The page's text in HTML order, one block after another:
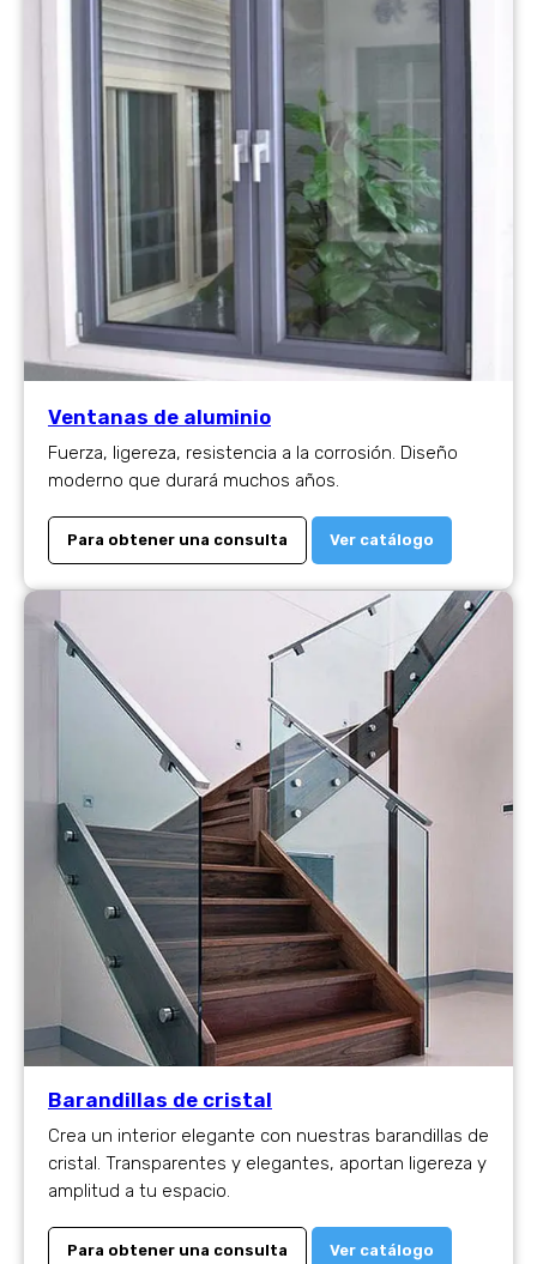
Ventanas de aluminio
Fuerza, ligereza, resistencia a la corrosión. Diseño
moderno que durará muchos años.
Para obtener una consulta Ver catálogo
Barandillas de cristal
Crea un interior elegante con nuestras barandillas de
cristal. Transparentes y elegantes, aportan ligereza y
amplitud a tu espacio.
Para obtener una consulta Ver catálogo